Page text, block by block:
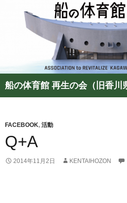
検
索
ン
ツ
へ
ス
FACEBOOK, 活動
Q+A
2014年11月2日 KENTAIHOZON